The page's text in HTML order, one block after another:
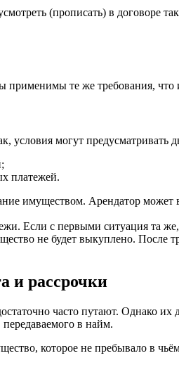
(прописать) в договоре
применимы те же требования,
условия могут предусматривать
платежей.
имуществом. Арендатор может
Если с первыми ситуация
не будет выкуплено.
и рассрочки
часто путают. Однако их
в найм.
которое не пребывало в